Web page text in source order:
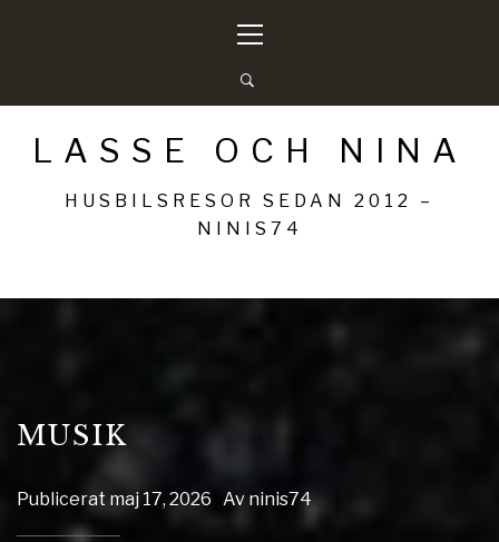
meny
LASSE OCH NINA
HUSBILSRESOR SEDAN 2012 –
NINIS74
MUSIK
Publicerat maj 17, 2026 Av ninis74